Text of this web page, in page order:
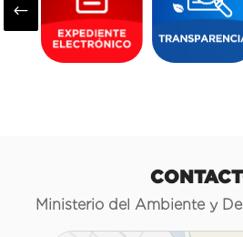
#
Ministerio del Ambiente y